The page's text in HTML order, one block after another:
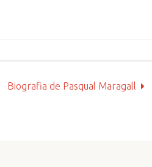
Biografia de Pasqual Maragall